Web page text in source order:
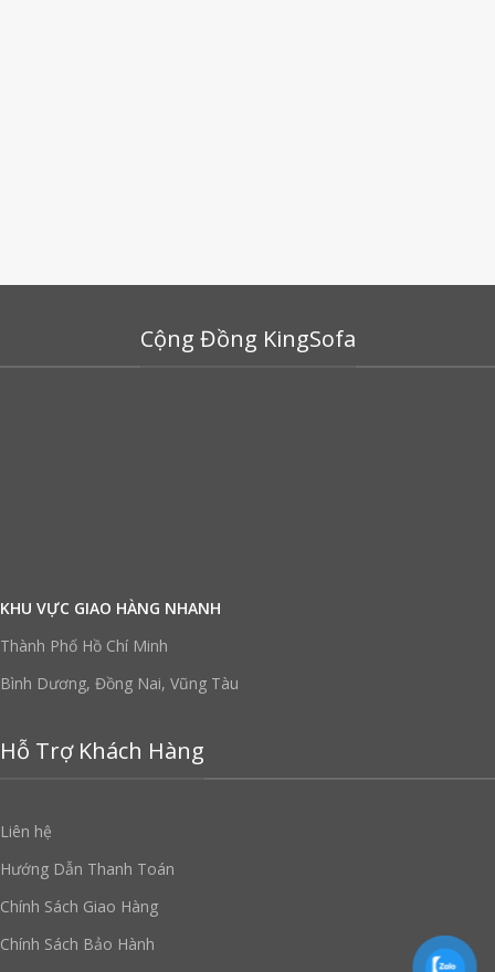
Cộng Đồng KingSofa
KHU VỰC GIAO HÀNG NHANH
Thành Phố Hồ Chí Minh
Bình Dương, Đồng Nai, Vũng Tàu
Hỗ Trợ Khách Hàng
Liên hệ
Hướng Dẫn Thanh Toán
Chính Sách Giao Hàng
Chính Sách Bảo Hành